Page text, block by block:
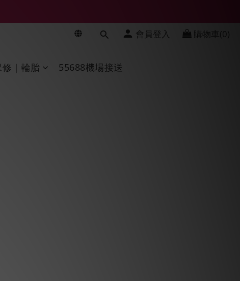
會員登入 購物車(0)
｜輪胎 55688機場接送